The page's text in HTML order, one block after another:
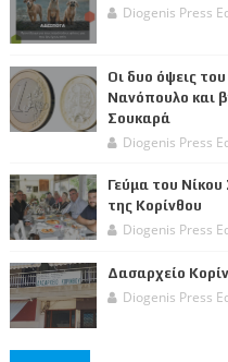
Diogenis Press
Οι δυο όψεις του
Νανόπουλο και
Σουκαρά
Diogenis Press
Γεύμα του
της Κορίνθου
Diogenis Press
Δασαρχείο
Diogenis Press